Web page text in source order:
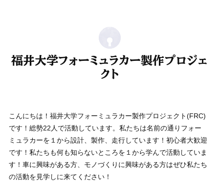
福井大学フォーミュラカー製作プロジェ
クト
こんにちは！福井大学フォーミュラカー製作プロジェクト(FRC)
です！総勢22人で活動しています。私たちは名前の通りフォー
ミュラカーを１から設計、製作、走行しています！初心者大歓迎
です！私たちも何も知らないところを１から学んで活動していま
す！車に興味がある方、モノづくりに興味がある方はぜひ私たち
の活動を見学しに来てください！